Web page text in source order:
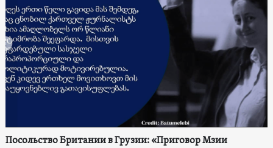
Посольство Британии в Грузии: «Приговор Мзии